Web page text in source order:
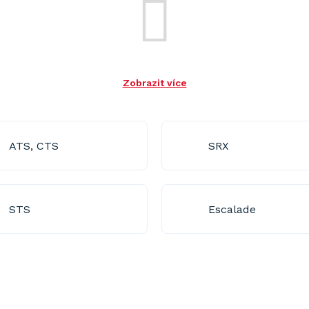
Zobrazit více
ATS, CTS SRX
STS Escalade